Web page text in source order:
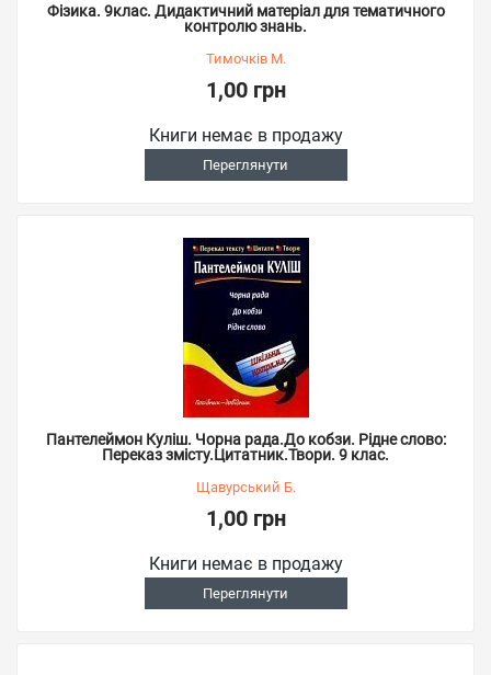
Фізика. 9клас. Дидактичний матеріал для тематичного
контролю знань.
Тимочків М.
1,00 грн
Книги немає в продажу
Переглянути
Пантелеймон Куліш. Чорна рада.До кобзи. Рідне слово:
Переказ змісту.Цитатник.Твори. 9 клас.
Щавурський Б.
1,00 грн
Книги немає в продажу
Переглянути